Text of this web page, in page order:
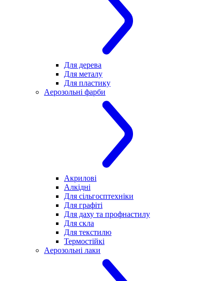
Для дерева
Для металу
Для пластику
Аерозольні фарби
Акрилові
Алкідні
Для cільгосптехніки
Для графіті
Для даху та профнастилу
Для скла
Для текстилю
Термостійкі
Аерозольні лаки